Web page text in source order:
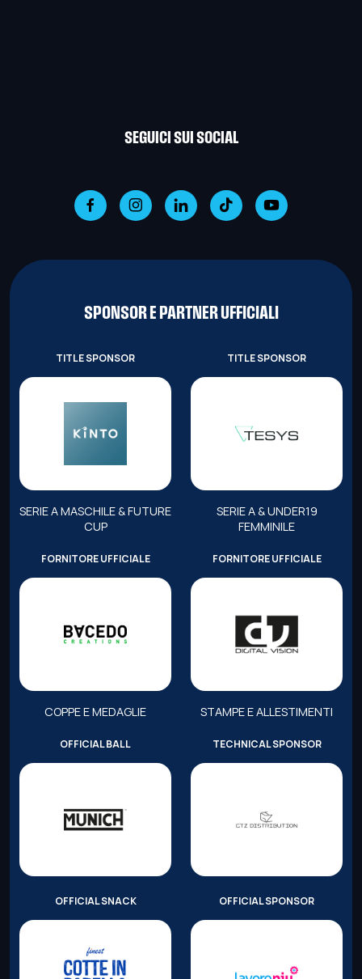
SEGUICI SUI SOCIAL
SPONSOR E PARTNER UFFICIALI
TITLE SPONSOR
SERIE A MASCHILE & FUTURE
CUP
TITLE SPONSOR
SERIE A & UNDER19
FEMMINILE
FORNITORE UFFICIALE
COPPE E MEDAGLIE
FORNITORE UFFICIALE
STAMPE E ALLESTIMENTI
OFFICIAL BALL TECHNICAL SPONSOR
OFFICIAL SNACK OFFICIAL SPONSOR